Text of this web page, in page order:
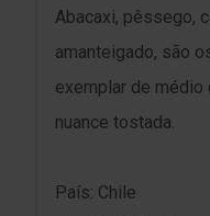
Abacaxi, pêssego,
amanteigado, são
exemplar de médio
nuance tostada.
País: Chile